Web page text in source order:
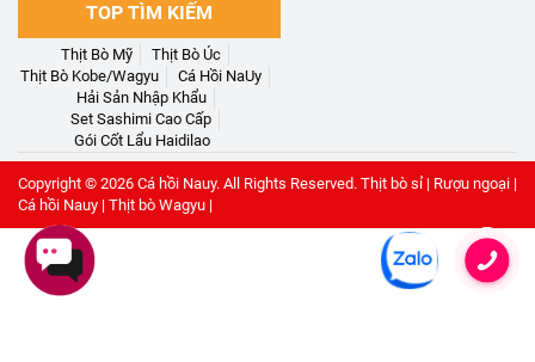
TOP TÌM KIẾM
Thịt Bò Mỹ
Thịt Bò Úc
Thịt Bò Kobe/Wagyu
Cá Hồi NaUy
Hải Sản Nhập Khẩu
Set Sashimi Cao Cấp
Gói Cốt Lẩu Haidilao
Copyright © 2026 Cá hồi Nauy. All Rights Reserved. Thịt bò sỉ | Rượu ngoại |
Cá hồi Nauy | Thịt bò Wagyu |